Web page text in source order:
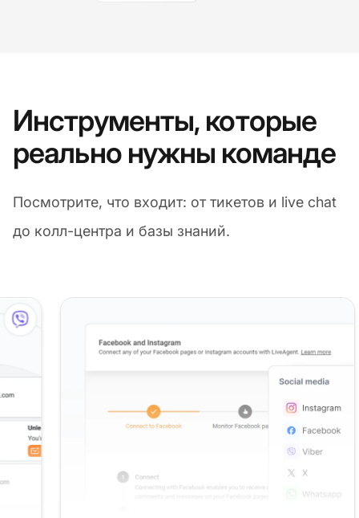
Инструменты, которые
реально нужны команде
Посмотрите, что входит: от тикетов и live chat
до колл-центра и базы знаний.